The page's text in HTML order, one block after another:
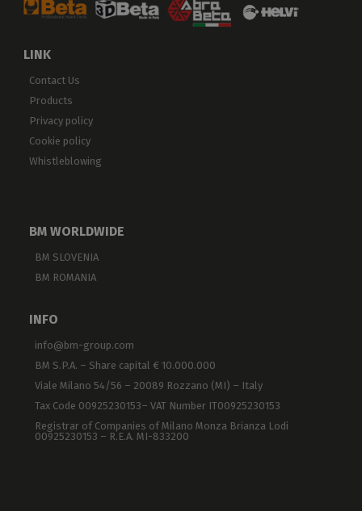
LINK
Contact Us
Products
Privacy policy
Cookie policy
Whistleblowing
BM WORLDWIDE
BM SLOVENIA
BM ROMANIA
INFO
info@bm-group.com
BM S.P.A. – Share capital € 10.000.000
Viale Milano 54/56 – 20089 Rozzano (MI) – Italy
Tax Code 00925230153– VAT Number IT00925230153
Registrar of Companies of Milano Monza Brianza Lodi
00925230153 – R.E.A. MI-833200